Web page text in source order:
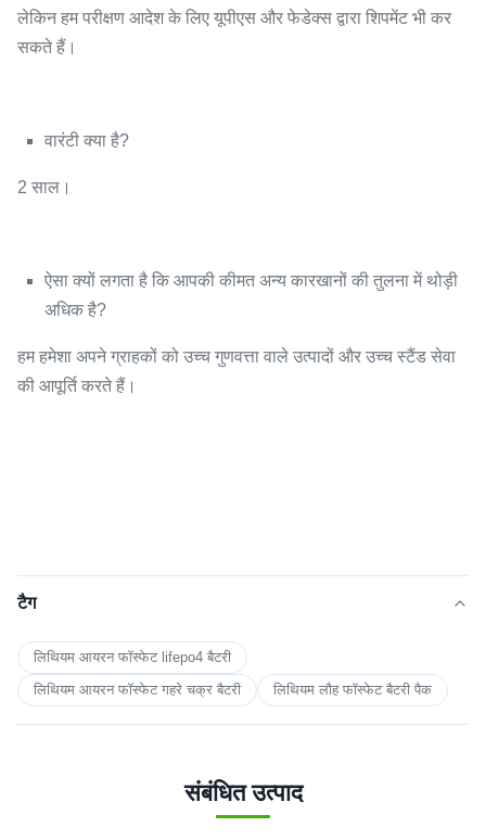
लेकिन हम परीक्षण आदेश के लिए यूपीएस और फेडेक्स द्वारा शिपमेंट भी कर
सकते हैं।
वारंटी क्या है?
2 साल।
ऐसा क्यों लगता है कि आपकी कीमत अन्य कारखानों की तुलना में थोड़ी
अधिक है?
हम हमेशा अपने ग्राहकों को उच्च गुणवत्ता वाले उत्पादों और उच्च स्टैंड सेवा
की आपूर्ति करते हैं।
टैग
लिथियम आयरन फॉस्फेट lifepo4 बैटरी
लिथियम आयरन फॉस्फेट गहरे चक्र बैटरी
लिथियम लौह फॉस्फेट बैटरी पैक
संबंधित उत्पाद